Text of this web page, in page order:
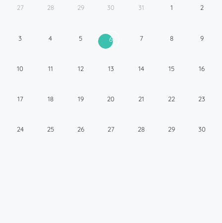
27 28 29 30 31 1 2
3 4 5 6 7 8 9
10 11 12 13 14 15 16
17 18 19 20 21 22 23
24 25 26 27 28 29 30